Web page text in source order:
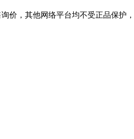
价，其他网络平台均不受正品保护